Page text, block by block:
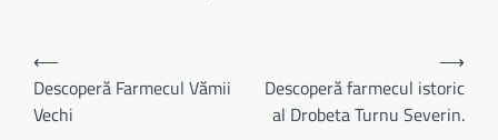
Navigare
în
articole
⟵
Descoperă Farmecul Vămii
Vechi
Descoperă farmecul istoric
al Drobeta Turnu Severin.
⟶